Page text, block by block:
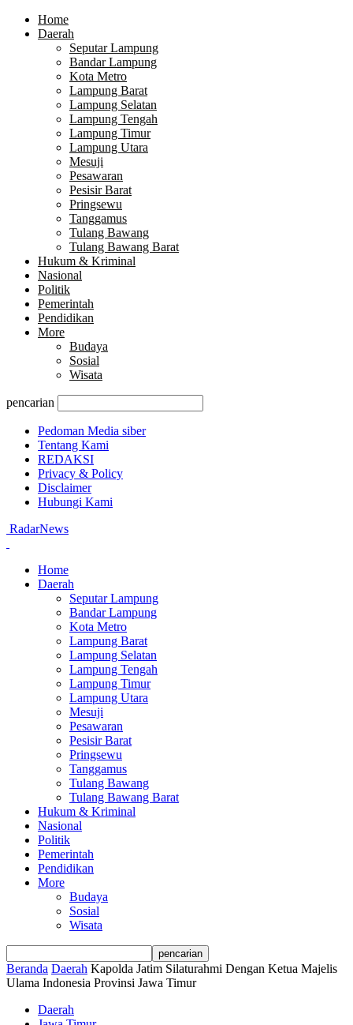
Home
Daerah
Seputar Lampung
Bandar Lampung
Kota Metro
Lampung Barat
Lampung Selatan
Lampung Tengah
Lampung Timur
Lampung Utara
Mesuji
Pesawaran
Pesisir Barat
Pringsewu
Tanggamus
Tulang Bawang
Tulang Bawang Barat
Hukum & Kriminal
Nasional
Politik
Pemerintah
Pendidikan
More
Budaya
Sosial
Wisata
pencarian
Pedoman Media siber
Tentang Kami
REDAKSI
Privacy & Policy
Disclaimer
Hubungi Kami
RadarNews
Home
Daerah
Seputar Lampung
Bandar Lampung
Kota Metro
Lampung Barat
Lampung Selatan
Lampung Tengah
Lampung Timur
Lampung Utara
Mesuji
Pesawaran
Pesisir Barat
Pringsewu
Tanggamus
Tulang Bawang
Tulang Bawang Barat
Hukum & Kriminal
Nasional
Politik
Pemerintah
Pendidikan
More
Budaya
Sosial
Wisata
Beranda Daerah Kapolda Jatim Silaturahmi Dengan Ketua Majelis
Ulama Indonesia Provinsi Jawa Timur
Daerah